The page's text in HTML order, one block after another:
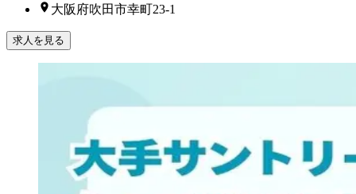
大阪府吹田市幸町23-1
求人を見る